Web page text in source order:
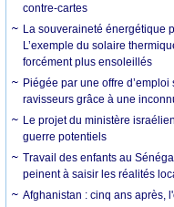
contre-cartes
La souveraineté énergétique
L’exemple du solaire
forcément plus ensoleillés
Piégée par une offre
ravisseurs grâce à une
Le projet du ministère
guerre potentiels
Travail des enfants au
peinent à saisir les réalités
Afghanistan : cinq ans après,